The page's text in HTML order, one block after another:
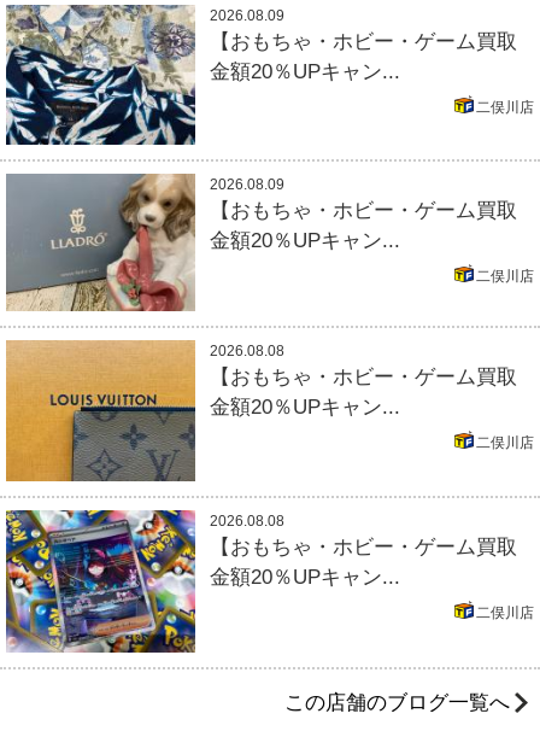
2026.08.09
【おもちゃ・ホビー・ゲーム買取
金額20％UPキャン...
二俣川店
2026.08.09
【おもちゃ・ホビー・ゲーム買取
金額20％UPキャン...
二俣川店
2026.08.08
【おもちゃ・ホビー・ゲーム買取
金額20％UPキャン...
二俣川店
2026.08.08
【おもちゃ・ホビー・ゲーム買取
金額20％UPキャン...
二俣川店
この店舗のブログ一覧へ